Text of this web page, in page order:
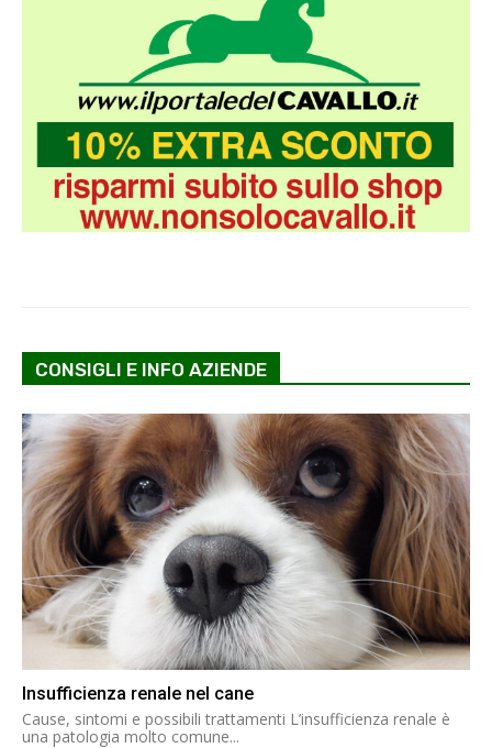
CONSIGLI E INFO AZIENDE
Insufficienza renale nel cane
Cause, sintomi e possibili trattamenti L’insufficienza renale è
una patologia molto comune...